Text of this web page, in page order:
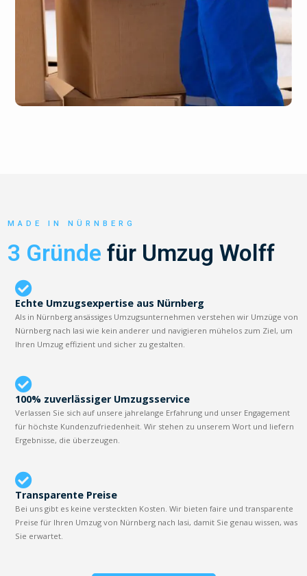
MADE IN NÜRNBERG
3 Gründe für Umzug Wolff
Echte Umzugsexpertise aus Nürnberg
Als in Nürnberg ansässiges Umzugsunternehmen verstehen wir Umzüge von
Nürnberg nach Iasi wie kein anderer und navigieren mühelos zum Ziel, um
Ihren Umzug effizient und sicher zu gestalten.
100% zuverlässiger Umzugsservice
Verlassen Sie sich auf unsere jahrelange Erfahrung und unser Engagement
für höchste Kundenzufriedenheit. Wir stehen zu unserem Wort und liefern
Ergebnisse, die überzeugen.
Transparente Preise
Bei uns gibt es keine versteckten Kosten. Wir bieten faire und transparente
Preise für Ihren Umzug von Nürnberg nach Iasi, damit Sie genau wissen, was
Sie erwartet.